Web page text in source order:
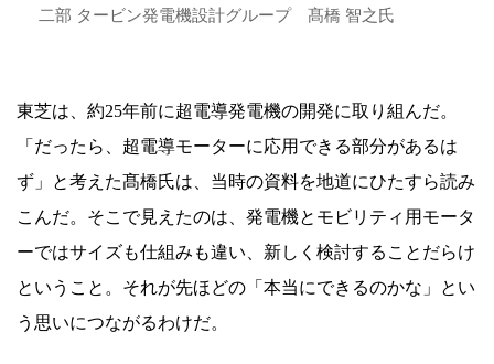
二部 タービン発電機設計グループ 髙橋 智之氏
東芝は、約25年前に超電導発電機の開発に取り組んだ。
「だったら、超電導モーターに応用できる部分があるは
ず」と考えた髙橋氏は、当時の資料を地道にひたすら読み
こんだ。そこで見えたのは、発電機とモビリティ用モータ
ーではサイズも仕組みも違い、新しく検討することだらけ
ということ。それが先ほどの「本当にできるのかな」とい
う思いにつながるわけだ。